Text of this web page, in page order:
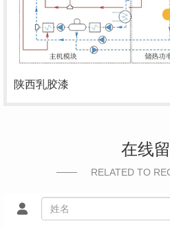
陕西乳胶漆
在线
RELATED TO